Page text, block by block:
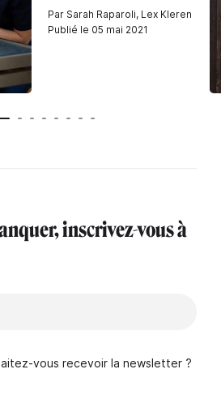
Par Sarah Raparoli, Lex Kleren
Publié le 05 mai 2021
inscrivez-vous à
vous recevoir la newsletter ?